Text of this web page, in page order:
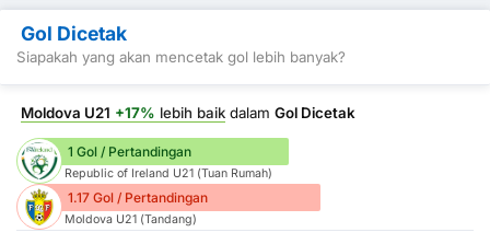
Gol Dicetak
Siapakah yang akan mencetak gol lebih banyak?
Moldova U21 +17% lebih baik dalam Gol Dicetak
1 Gol / Pertandingan
Republic of Ireland U21 (Tuan Rumah)
1.17 Gol / Pertandingan
Moldova U21 (Tandang)